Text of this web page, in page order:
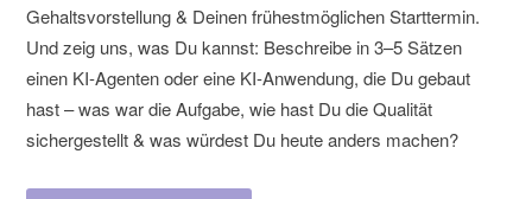
Gehaltsvorstellung & Deinen frühestmöglichen Starttermin.
Und zeig uns, was Du kannst: Beschreibe in 3–5 Sätzen
einen KI-Agenten oder eine KI-Anwendung, die Du gebaut
hast – was war die Aufgabe, wie hast Du die Qualität
sichergestellt & was würdest Du heute anders machen?